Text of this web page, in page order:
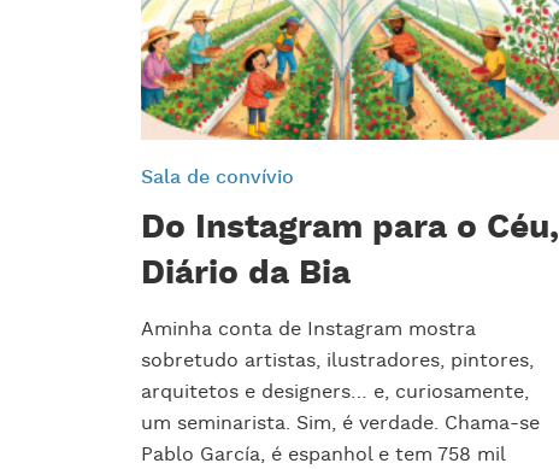
Sala de convívio
Do Instagram para o Céu,
Diário da Bia
Aminha conta de Instagram mostra
sobretudo artistas, ilustradores, pintores,
arquitetos e designers… e, curiosamente,
um seminarista. Sim, é verdade. Chama-se
Pablo García, é espanhol e tem 758 mil